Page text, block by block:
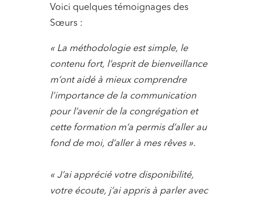
Voici quelques témoignages des
Sœurs :
« La méthodologie est simple, le
contenu fort, l’esprit de bienveillance
m’ont aidé à mieux comprendre
l’importance de la communication
pour l’avenir de la congrégation et
cette formation m’a permis d’aller au
fond de moi, d’aller à mes rêves ».
« J’ai apprécié votre disponibilité,
votre écoute, j’ai appris à parler avec